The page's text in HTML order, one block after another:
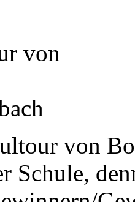
von
Schule,